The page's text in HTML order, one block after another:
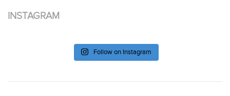
INSTAGRAM
Follow on Instagram